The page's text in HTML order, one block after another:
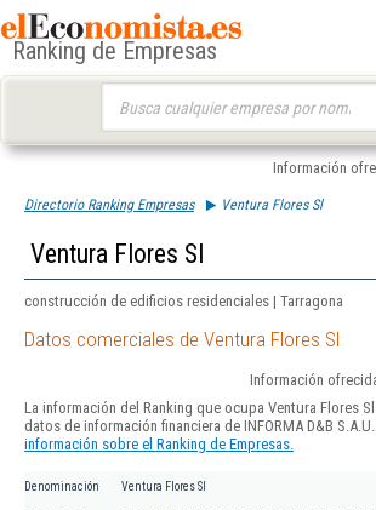
Ranking de Empresas
Información
Directorio Ranking Empresas Ventura Flores Sl
Ventura Flores Sl
construcción de edificios residenciales | Tarragona
Datos comerciales de Ventura Flores Sl
Información
La información del Ranking que ocupa Ventura Flores
datos de información financiera de INFORMA D&B
información sobre el Ranking de Empresas.
Denominación Ventura Flores Sl